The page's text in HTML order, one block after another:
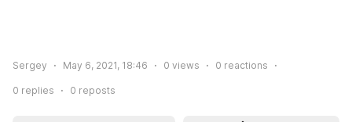
Sergey May 6, 2021, 18:46 0 views 0 reactions
0 replies 0 reposts